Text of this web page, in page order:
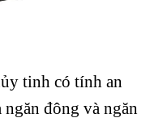
tinh có tính an
đông và ngăn